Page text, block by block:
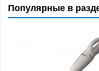
Популярные в